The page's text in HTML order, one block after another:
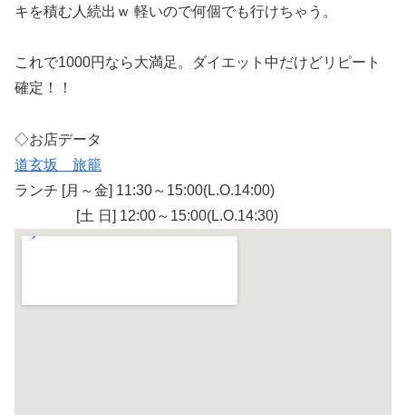
キを積む人続出ｗ 軽いので何個でも行けちゃう。
これで1000円なら大満足。ダイエット中だけどリピート
確定！！
◇お店データ
道玄坂 旅籠
ランチ [月～金] 11:30～15:00(L.O.14:00)
[土 日] 12:00～15:00(L.O.14:30)